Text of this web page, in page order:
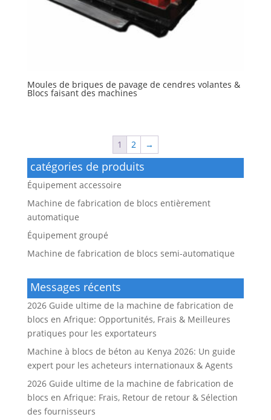
Moules de briques de pavage de cendres volantes &
Blocs faisant des machines
1 2 →
catégories de produits
Équipement accessoire
Machine de fabrication de blocs entièrement
automatique
Équipement groupé
Machine de fabrication de blocs semi-automatique
Messages récents
2026 Guide ultime de la machine de fabrication de
blocs en Afrique: Opportunités, Frais & Meilleures
pratiques pour les exportateurs
Machine à blocs de béton au Kenya 2026: Un guide
expert pour les acheteurs internationaux & Agents
2026 Guide ultime de la machine de fabrication de
blocs en Afrique: Frais, Retour de retour & Sélection
des fournisseurs